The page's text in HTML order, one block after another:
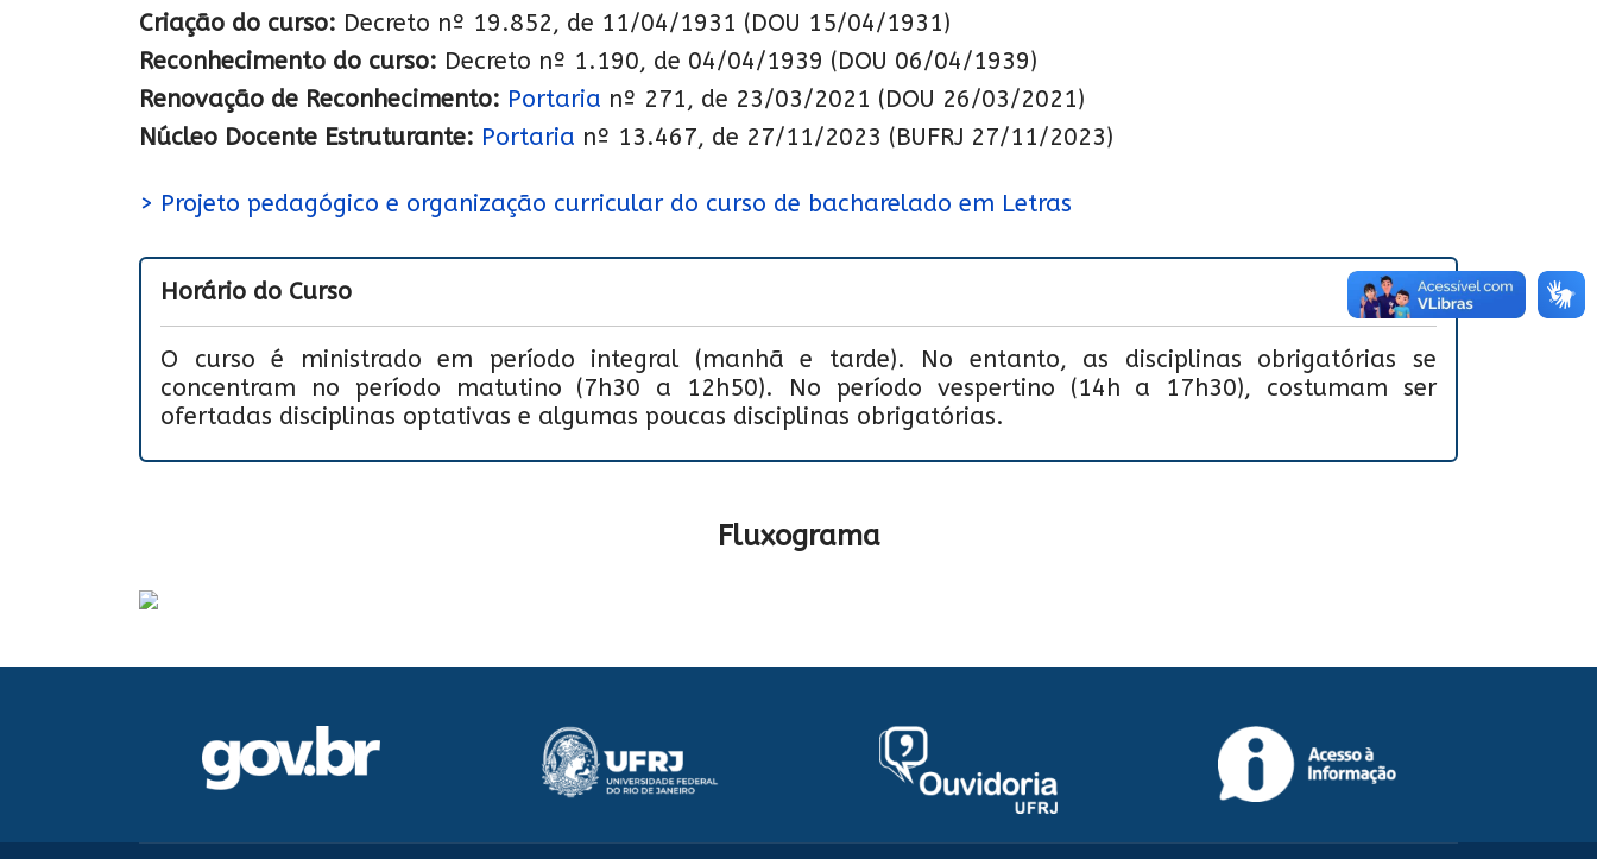
Criação do curso: Decreto nº 19.852, de 11/04/1931 (DOU 15/04/1931)
Reconhecimento do curso: Decreto nº 1.190, de 04/04/1939 (DOU 06/04/1939)
Renovação de Reconhecimento: Portaria nº 271, de 23/03/2021 (DOU 26/03/2021)
Núcleo Docente Estruturante: Portaria nº 13.467, de 27/11/2023 (BUFRJ 27/11/2023)
> Projeto pedagógico e organização curricular do curso de bacharelado em Letras
Horário do Curso
O curso é ministrado em período integral (manhã e tarde). No entanto, as disciplinas obrigatórias se
concentram no período matutino (7h30 a 12h50). No período vespertino (14h a 17h30), costumam ser
ofertadas disciplinas optativas e algumas poucas disciplinas obrigatórias.
Fluxograma